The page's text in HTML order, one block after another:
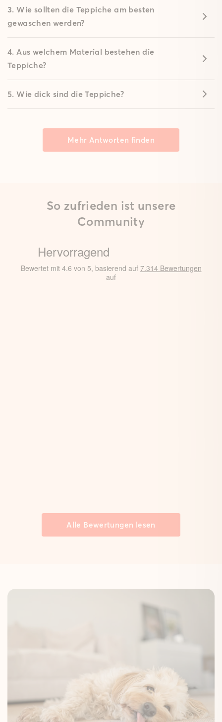
3. Wie sollten die Teppiche am besten
gewaschen werden?
4. Aus welchem Material bestehen die
Teppiche?
5. Wie dick sind die Teppiche?
Mehr Antworten finden
So zufrieden ist unsere
Community
Alle Bewertungen lesen